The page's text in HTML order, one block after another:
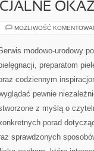
MOŻLIWOŚĆ
modowo-urodowy
preparatom
codziennym
pewnie
z myślą o
konkretnych porad
sprawdzonych